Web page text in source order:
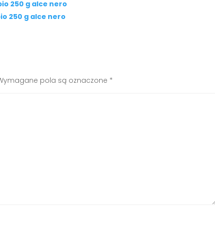
250 g alce nero
250 g alce nero
pola są oznaczone *